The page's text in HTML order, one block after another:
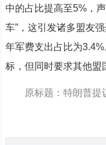
中的占比提高至5%，
车”，这引发诸多盟友
年军费支出占比为
标，但同时要求其他盟
原标题：特朗普提